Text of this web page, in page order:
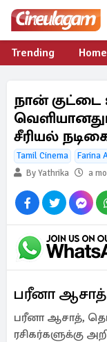
Trending Home
நான்
சீரியல்
Tamil Cinema Farina
By Yathrika
a
பரீனா ஆசாத்
பரீனா ஆசாத்,
ரசிகர்களுக்கு